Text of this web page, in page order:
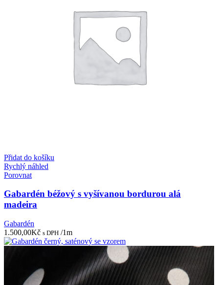
Přidat do košíku
Rychlý náhled
Porovnat
Gabardén béžový s vyšívanou bordurou alá
madeira
Gabardén
1.500,00Kč s DPH /1m